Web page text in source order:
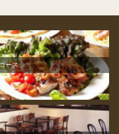
ース